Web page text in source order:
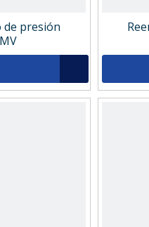
de presión